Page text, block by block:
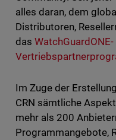
alles daran, dem
Distributoren,
das WatchGuardONE-
Im Zuge der
CRN sämtliche
mehr als 200
Programmangebote,